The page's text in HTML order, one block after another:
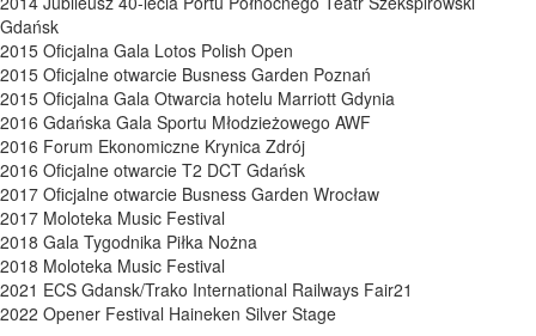
Gdańsk
2015 Oficjalna Gala Lotos Polish Open
2015 Oficjalne otwarcie Busness Garden Poznań
2015 Oficjalna Gala Otwarcia hotelu Marriott Gdynia
2016 Gdańska Gala Sportu Młodzieżowego AWF
2016 Forum Ekonomiczne Krynica Zdrój
2016 Oficjalne otwarcie T2 DCT Gdańsk
2017 Oficjalne otwarcie Busness Garden Wrocław
2017 Moloteka Music Festival
2018 Gala Tygodnika Piłka Nożna
2018 Moloteka Music Festival
2021 ECS Gdansk/Trako International Railways Fair21
2022 Opener Festival Haineken Silver Stage